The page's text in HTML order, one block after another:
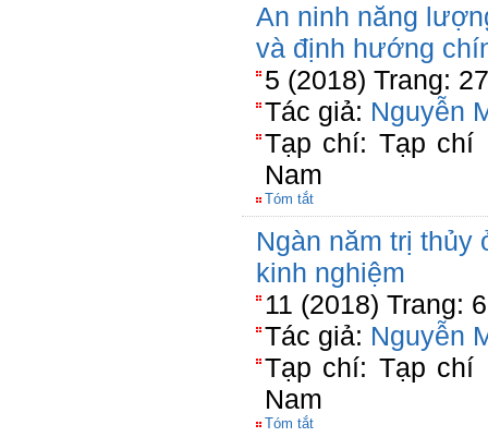
An ninh năng
và định hướng
5 (2018) Trang:
Tác giả: Nguyễn
Tạp chí: Tạp chí
Nam
Tóm tắt
Ngàn năm trị thủy
kinh nghiệm
11 (2018) Trang:
Tác giả: Nguyễn
Tạp chí: Tạp chí
Nam
Tóm tắt